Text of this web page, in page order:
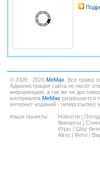
© 2009 - 2026 MeMax . Все права
Администрация сайта не несёт
информацию, а так же ее
материалов MeMax разрешается
интернет-изданий - гиперссылки)
Наши проекты:
Новости |
Финансы |
Игры | Шоу-
Авто | Фото |